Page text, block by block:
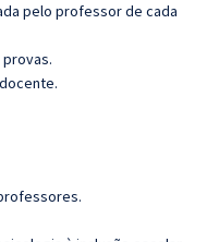
pelo professor de cada